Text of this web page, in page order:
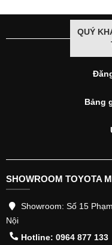
QUÝ
Bảng
SHOWROOM TOYOTA
Showroom: Số 15
Nội
Hotline: 0964 877 133